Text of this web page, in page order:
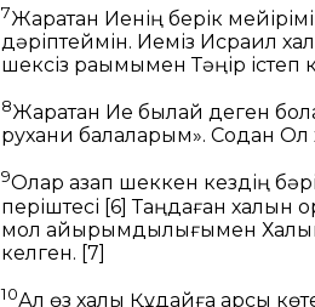
7Жаратқан Иенің берік
дәріптеймін. Иеміз Исраил
шексіз рақымыменТәңір істеп
8Жаратқан Ие былай деген
рухани балаларым». Содан Ол
9Олар азап шеккен кездің
періштесі [6] Таңдаған халқын
мол қайырымдылығымен
келген. [7]
10Ал өз халқы Құдайға қарсы